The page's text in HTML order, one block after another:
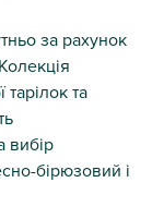
за рахунок
тарілок та
вибір
бірюзовий і